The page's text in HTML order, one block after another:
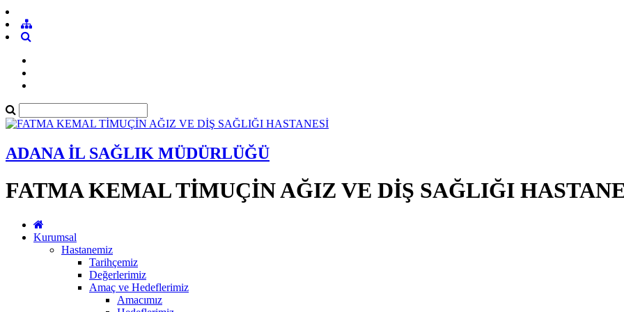
ADANA İL SAĞLIK MÜDÜRLÜĞÜ
FATMA KEMAL TİMUÇİN AĞIZ VE DİŞ SAĞLIĞI
Kurumsal
Hastanemiz
Tarihçemiz
Değerlerimiz
Amaç ve Hedeflerimiz
Amacımız